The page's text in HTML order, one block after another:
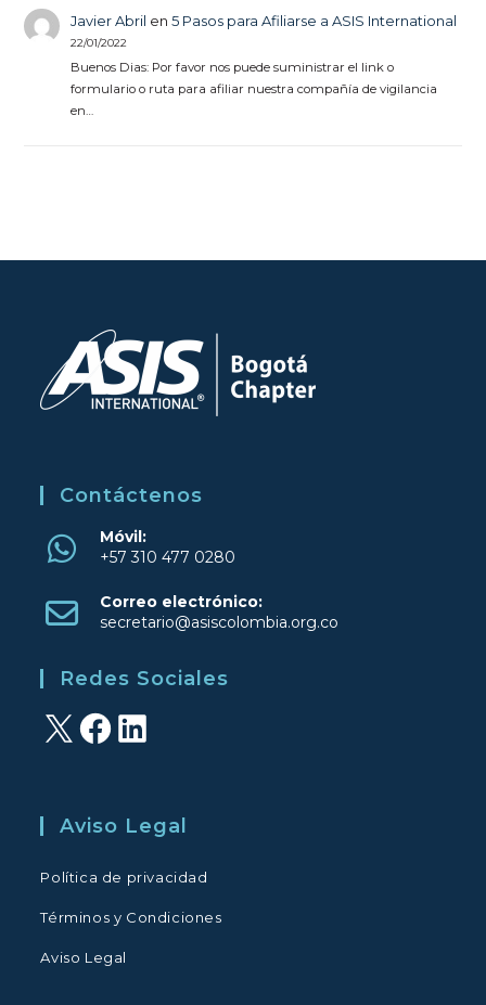
Javier Abril en 5 Pasos para Afiliarse a ASIS International
22/01/2022
Buenos Dias: Por favor nos puede suministrar el link o
formulario o ruta para afiliar nuestra compañía de vigilancia
en…
Contáctenos
Móvil:
+57 310 477 0280
abre
en
nueva
pestaña
Correo electrónico:
secretario@asiscolombia.org.co
Redes Sociales
X FacebookLinkedIn
Aviso Legal
Política de privacidad
Términos y Condiciones
Aviso Legal